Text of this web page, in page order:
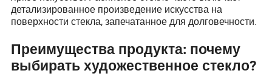
детализированное произведение искусства на
поверхности стекла, запечатанное для долговечности.
Преимущества продукта: почему
выбирать художественное стекло?